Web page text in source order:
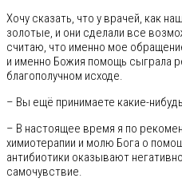
Хочу сказать, что у врачей, как
золотые, и они сделали все
считаю, что именно мое
и именно Божия помощь сыграла
благополучном исходе.
– Вы ещё принимаете какие-
– В настоящее время я по
химиотерапии и молю Бога о
антибиотики оказывают
самочувствие.